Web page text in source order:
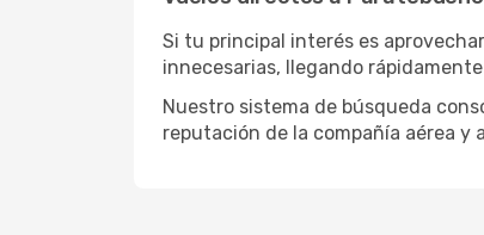
Si tu principal interés es
innecesarias, llegando
Nuestro sistema de búsqueda
reputación de la compañía aérea y